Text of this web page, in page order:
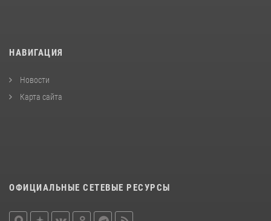
НАВИГАЦИЯ
Новости
Карта сайта
ОФИЦИАЛЬНЫЕ СЕТЕВЫЕ РЕСУРСЫ